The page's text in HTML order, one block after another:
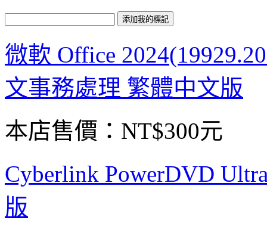
微軟 Office
文事務處理 繁體中文版
本店售價： NT$300元
Cyberlink PowerDVD
版